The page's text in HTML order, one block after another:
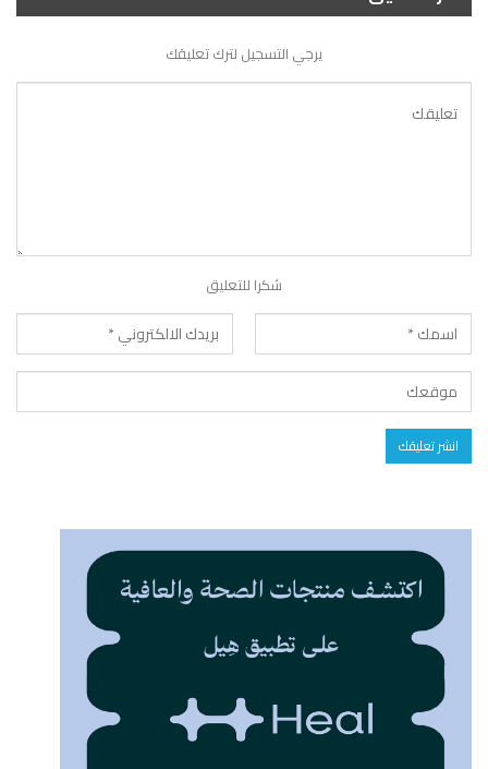
يرجي التسجيل لترك تعليقك
شكرا للتعليق